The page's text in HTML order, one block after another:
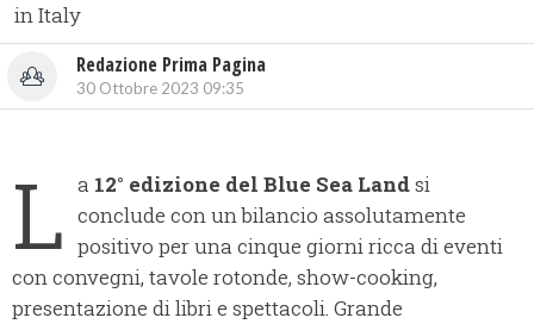
in Italy
Redazione Prima Pagina
30 Ottobre 2023 09:35
L a 12° edizione del Blue Sea Landsi
conclude con un bilancio assolutamente
positivo per una cinque giorni ricca di eventi
con convegni, tavole rotonde, show-cooking,
presentazione di libri e spettacoli. Grande